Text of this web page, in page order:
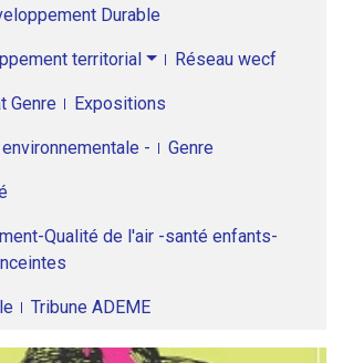
Durable
territorial Réseau wecf
Genre Expositions
- Genre
Qualité de l'air -santé enfants-
Tribune ADEME